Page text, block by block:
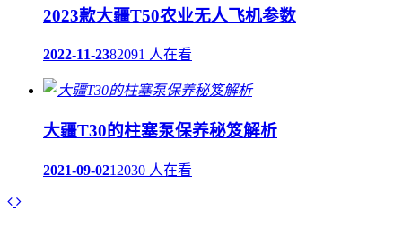
2023款大疆T50农业无人飞机参数
2022-11-2382091 人在看
大疆T30的柱塞泵保养秘笈解析
2021-09-0212030 人在看